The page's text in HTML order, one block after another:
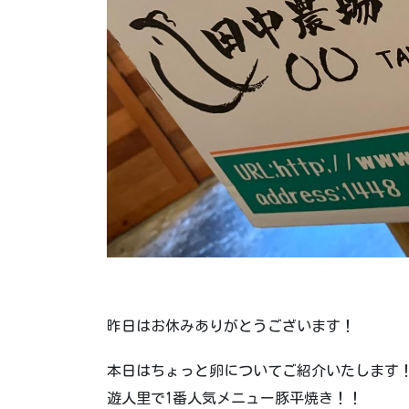
昨日はお休みありがとうございます！
本日はちょっと卵についてご紹介いたします
遊人里で1番人気メニュー豚平焼き！！